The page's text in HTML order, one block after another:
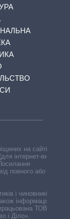
на сайті,
інтернет-видань
повного або
і чиновників,
інформація про
ТОВ «ІА
і Діло».